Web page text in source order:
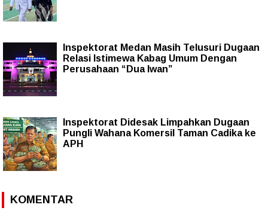
Inspektorat Medan Masih Telusuri Dugaan
Relasi Istimewa Kabag Umum Dengan
Perusahaan “Dua Iwan”
Inspektorat Didesak Limpahkan Dugaan
Pungli Wahana Komersil Taman Cadika ke
APH
KOMENTAR